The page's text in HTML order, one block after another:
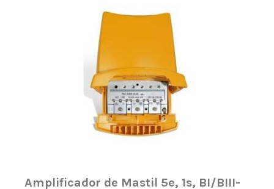
Amplificador de Mastil 5e, 1s, BI/BIII-